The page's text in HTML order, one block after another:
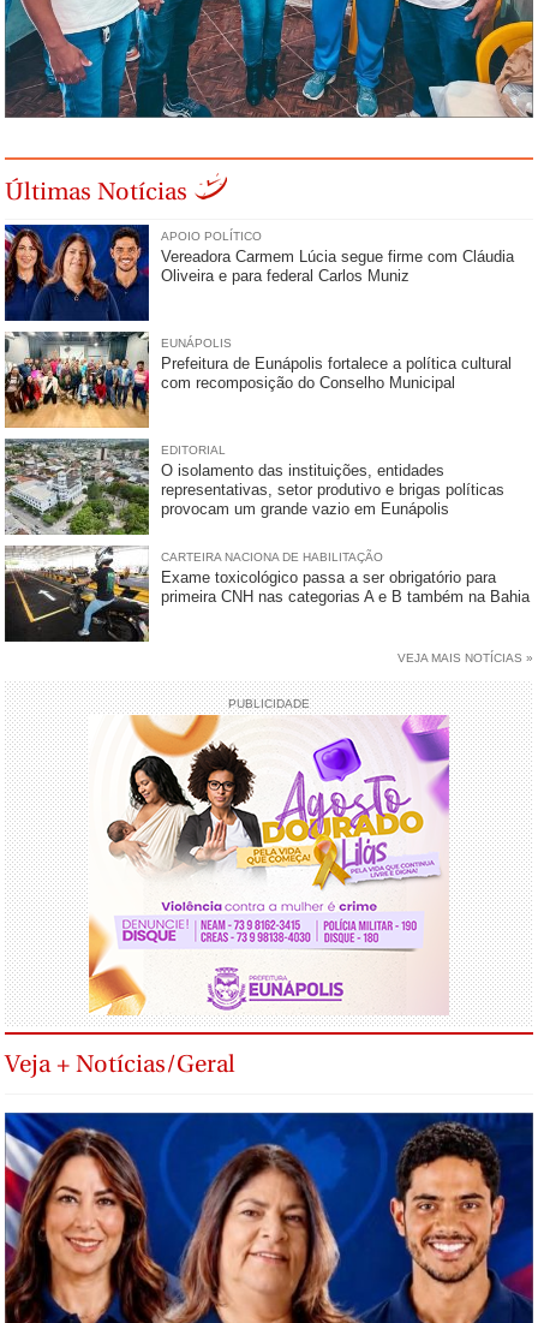
Últimas Notícias
APOIO POLÍTICO
Vereadora Carmem Lúcia segue firme com Cláudia
Oliveira e para federal Carlos Muniz
EUNÁPOLIS
Prefeitura de Eunápolis fortalece a política cultural
com recomposição do Conselho Municipal
EDITORIAL
O isolamento das instituições, entidades
representativas, setor produtivo e brigas políticas
provocam um grande vazio em Eunápolis
CARTEIRA NACIONA DE HABILITAÇÃO
Exame toxicológico passa a ser obrigatório para
primeira CNH nas categorias A e B também na Bahia
VEJA MAIS NOTÍCIAS »
PUBLICIDADE
Veja + Notícias/Geral